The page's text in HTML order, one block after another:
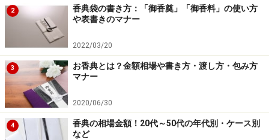
2
香典袋の書き方：「御香奠」「御香料」の使い方
や表書きのマナー
2022/03/20
3
お香典とは？金額相場や書き方・渡し方・包み方
マナー
2020/06/30
4
香典の相場金額！20代～50代の年代別・ケース別
など